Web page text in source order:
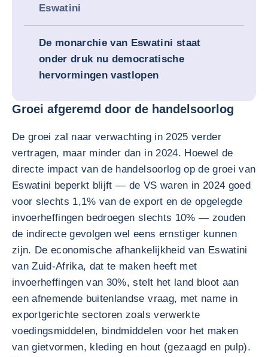
Eswatini
De monarchie van Eswatini staat
onder druk nu democratische
hervormingen vastlopen
Groei afgeremd door de handelsoorlog
De groei zal naar verwachting in 2025 verder
vertragen, maar minder dan in 2024. Hoewel de
directe impact van de handelsoorlog op de groei van
Eswatini beperkt blijft — de VS waren in 2024 goed
voor slechts 1,1% van de export en de opgelegde
invoerheffingen bedroegen slechts 10% — zouden
de indirecte gevolgen wel eens ernstiger kunnen
zijn. De economische afhankelijkheid van Eswatini
van Zuid-Afrika, dat te maken heeft met
invoerheffingen van 30%, stelt het land bloot aan
een afnemende buitenlandse vraag, met name in
exportgerichte sectoren zoals verwerkte
voedingsmiddelen, bindmiddelen voor het maken
van gietvormen, kleding en hout (gezaagd en pulp).